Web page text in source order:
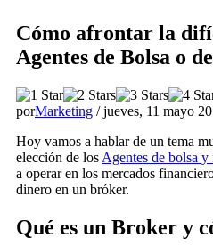
Cómo afrontar la
Agentes de Bolsa o
porMarketing /jueves, 11 mayo
Hoy vamos a hablar de un tema
elección de los Agentes de bolsa y
a operar en los mercados
dinero en un bróker.
Qué es un Broker y